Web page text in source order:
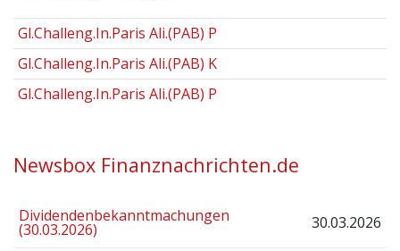
Gl.Challeng.In.Paris Ali.(PAB) P
Gl.Challeng.In.Paris Ali.(PAB) K
Gl.Challeng.In.Paris Ali.(PAB) P
Newsbox Finanznachrichten.de
Dividendenbekanntmachungen
(30.03.2026) 30.03.2026